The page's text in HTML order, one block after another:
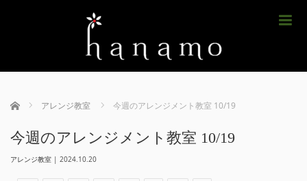
ホーム アレンジ教室 今週のアレンジメント教室 10/19
今週のアレンジメント教室 10/19
アレンジ教室 | 2024.10.20